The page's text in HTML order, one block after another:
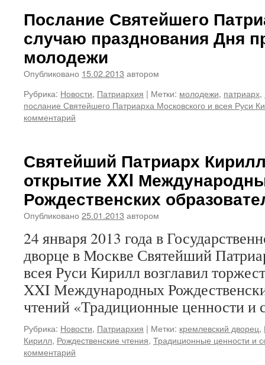
Послание Святейшего
случаю празднования Дня
молодежи
Опубликовано 15.02.2013 автором
Рубрика: Новости, Патриархия | Метки: молодежи, патриарх,
послание Святейшего Патриарха Московского и всея Руси
комментарий
Святейший Патриарх
открытие XXI
Рождественских
Опубликовано 25.01.2013 автором
24 января 2013 года в
дворце в Москве Святейший
всея Руси Кирилл возглавил
XXI Международных
чтений «Традиционные ценности и
Рубрика: Новости, Патриархия | Метки: кремлевский дворец,
Кирилл, Рождественские чтения, Традиционные ценности и
комментарий